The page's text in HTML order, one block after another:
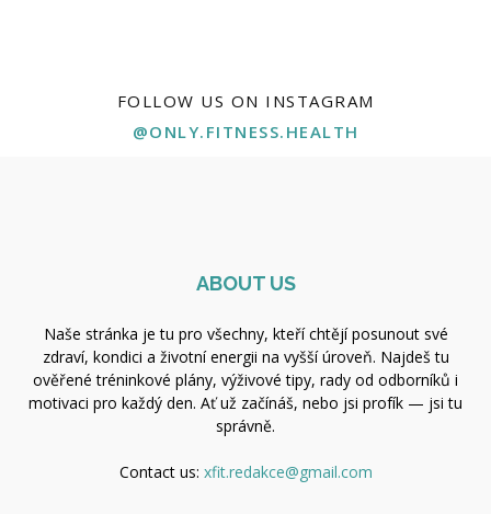
FOLLOW US ON INSTAGRAM
@ONLY.FITNESS.HEALTH
ABOUT US
Naše stránka je tu pro všechny, kteří chtějí posunout své
zdraví, kondici a životní energii na vyšší úroveň. Najdeš tu
ověřené tréninkové plány, výživové tipy, rady od odborníků i
motivaci pro každý den. Ať už začínáš, nebo jsi profík — jsi tu
správně.
Contact us: xfit.redakce@gmail.com